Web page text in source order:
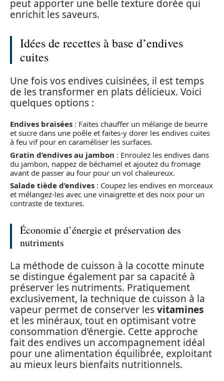
peut apporter une belle texture dorée qui
enrichit les saveurs.
Idées de recettes à base d’endives
cuites
Une fois vos endives cuisinées, il est temps
de les transformer en plats délicieux. Voici
quelques options :
Endives braisées : Faites chauffer un mélange de beurre
et sucre dans une poêle et faites-y dorer les endives cuites
à feu vif pour en caraméliser les surfaces.
Gratin d’endives au jambon : Enroulez les endives dans
du jambon, nappez de béchamel et ajoutez du fromage
avant de passer au four pour un vol chaleureux.
Salade tiède d’endives : Coupez les endives en morceaux
et mélangez-les avec une vinaigrette et des noix pour un
contraste de textures.
Économie d’énergie et préservation des
nutriments
La méthode de cuisson à la cocotte minute
se distingue également par sa capacité à
préserver les nutriments. Pratiquement
exclusivement, la technique de cuisson à la
vapeur permet de conserver lesvitamines
et les minéraux, tout en optimisant votre
consommation d’énergie. Cette approche
fait des endives un accompagnement idéal
pour une alimentation équilibrée, exploitant
au mieux leurs bienfaits nutritionnels.